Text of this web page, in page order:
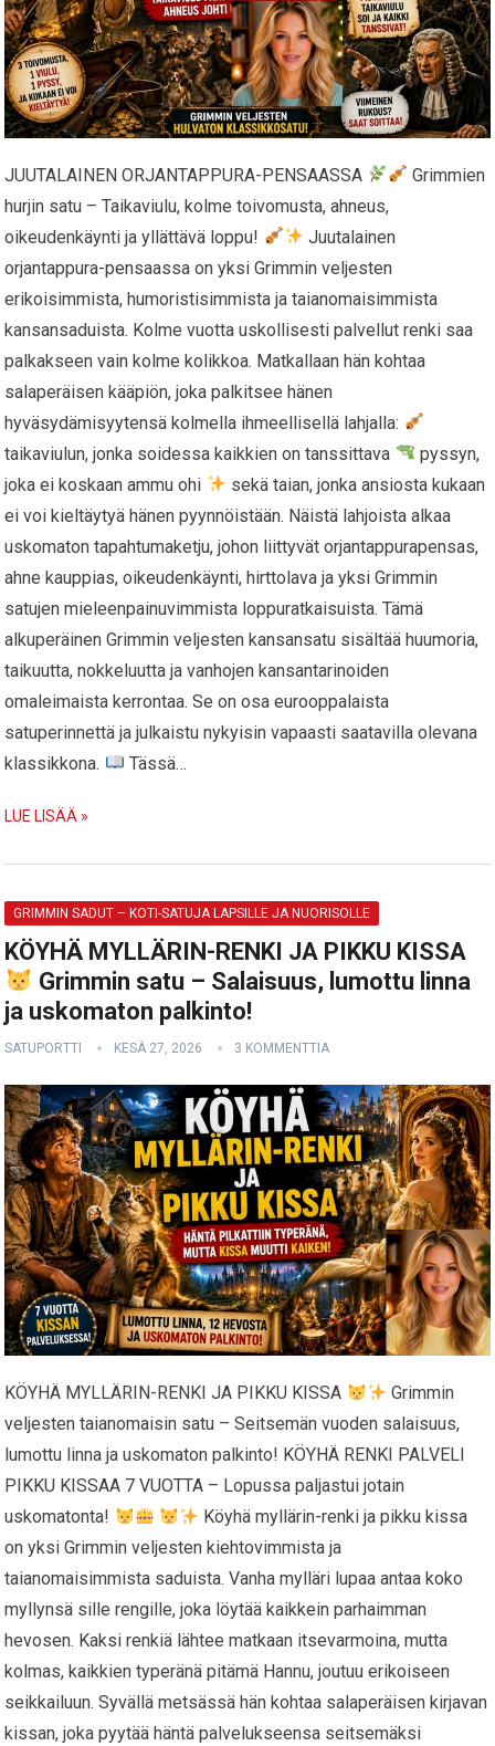
JUUTALAINEN ORJANTAPPURA-PENSAASSA
Grimmien
hurjin satu – Taikaviulu, kolme toivomusta, ahneus,
oikeudenkäynti ja yllättävä loppu!
Juutalainen
orjantappura-pensaassa on yksi Grimmin veljesten
erikoisimmista, humoristisimmista ja taianomaisimmista
kansansaduista. Kolme vuotta uskollisesti palvellut renki saa
palkakseen vain kolme kolikkoa. Matkallaan hän kohtaa
salaperäisen kääpiön, joka palkitsee hänen
hyväsydämisyytensä kolmella ihmeellisellä lahjalla:
taikaviulun, jonka soidessa kaikkien on tanssittava
pyssyn,
joka ei koskaan ammu ohi
sekä taian, jonka ansiosta kukaan
ei voi kieltäytyä hänen pyynnöistään. Näistä lahjoista alkaa
uskomaton tapahtumaketju, johon liittyvät orjantappurapensas,
ahne kauppias, oikeudenkäynti, hirttolava ja yksi Grimmin
satujen mieleenpainuvimmista loppuratkaisuista. Tämä
alkuperäinen Grimmin veljesten kansansatu sisältää huumoria,
taikuutta, nokkeluutta ja vanhojen kansantarinoiden
omaleimaista kerrontaa. Se on osa eurooppalaista
satuperinnettä ja julkaistu nykyisin vapaasti saatavilla olevana
klassikkona.
Tässä…
LUE LISÄÄ »
GRIMMIN SADUT – KOTI-SATUJA LAPSILLE JA NUORISOLLE
KÖYHÄ MYLLÄRIN-RENKI JA PIKKU KISSA
Grimmin satu – Salaisuus, lumottu linna
ja uskomaton palkinto!
SATUPORTTI KESÄ 27, 2026 3 KOMMENTTIA
KÖYHÄ MYLLÄRIN-RENKI JA PIKKU KISSA
Grimmin
veljesten taianomaisin satu – Seitsemän vuoden salaisuus,
lumottu linna ja uskomaton palkinto! KÖYHÄ RENKI PALVELI
PIKKU KISSAA 7 VUOTTA – Lopussa paljastui jotain
uskomatonta!
Köyhä myllärin-renki ja pikku kissa
on yksi Grimmin veljesten kiehtovimmista ja
taianomaisimmista saduista. Vanha mylläri lupaa antaa koko
myllynsä sille rengille, joka löytää kaikkein parhaimman
hevosen. Kaksi renkiä lähtee matkaan itsevarmoina, mutta
kolmas, kaikkien typeränä pitämä Hannu, joutuu erikoiseen
seikkailuun. Syvällä metsässä hän kohtaa salaperäisen kirjavan
kissan, joka pyytää häntä palvelukseensa seitsemäksi